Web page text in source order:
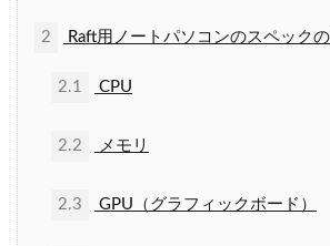
2 Raft用ノートパソコンのスペック
2.1 CPU
2.2 メモリ
2.3 GPU（グラフィックボード）